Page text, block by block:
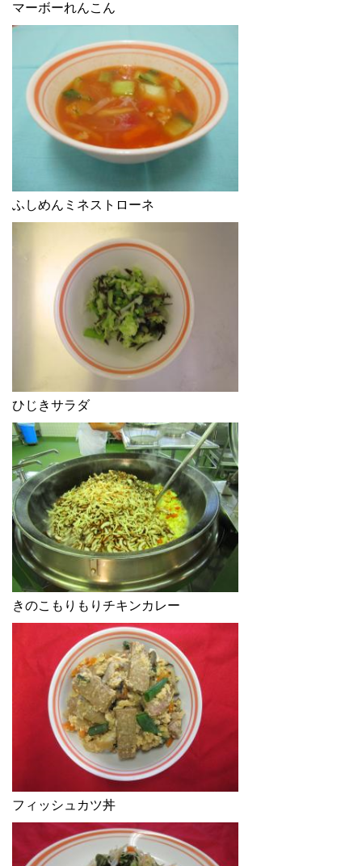
マーボーれんこん
ふしめんミネストローネ
ひじきサラダ
きのこもりもりチキンカレー
フィッシュカツ丼